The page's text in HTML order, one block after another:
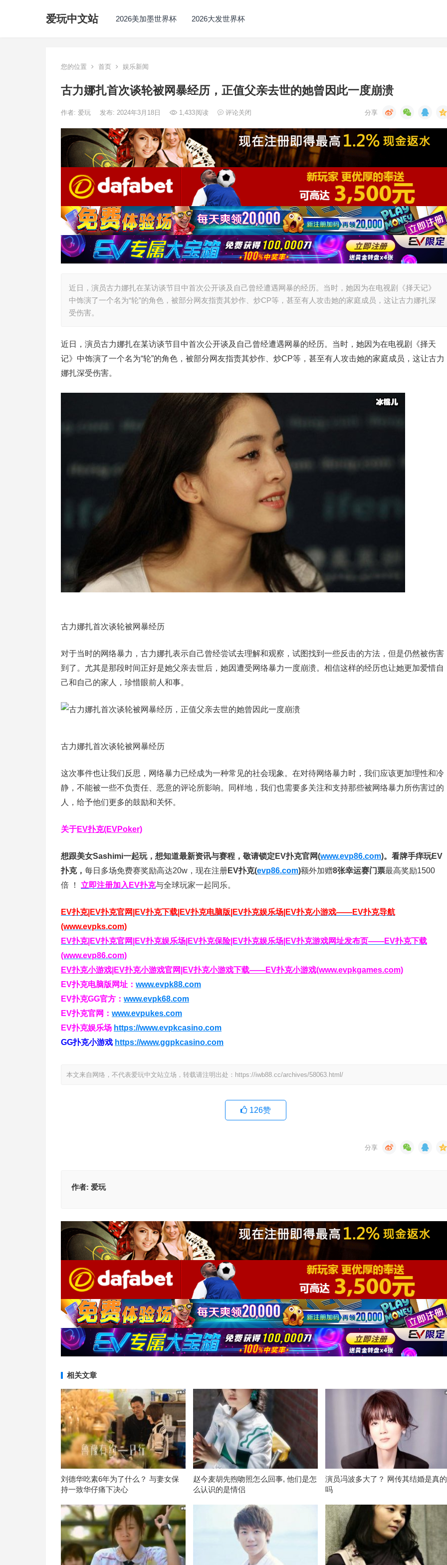
爱玩中文站 2026美加墨世界杯 2026大发世界杯
您的位置 首页 娱乐新闻
古力娜扎首次谈轮被网暴经历，正值父亲去世的她曾因此一度崩溃
作者: 爱玩 发布: 2024年3月18日 1,433阅读 评论关闭
近日，演员古力娜扎在某访谈节目中首次公开谈及自己曾经遭遇网暴的经历。当时，她因为在电视剧《择天记》
中饰演了一个名为“轮”的角色，被部分网友指责其炒作、炒CP等，甚至有人攻击她的家庭成员，这让古力娜扎深
受伤害。
近日，演员古力娜扎在某访谈节目中首次公开谈及自己曾经遭遇网暴的经历。当时，她因为在电视剧《择天
记》中饰演了一个名为“轮”的角色，被部分网友指责其炒作、炒CP等，甚至有人攻击她的家庭成员，这让古力
娜扎深受伤害。
古力娜扎首次谈轮被网暴经历
对于当时的网络暴力，古力娜扎表示自己曾经尝试去理解和观察，试图找到一些反击的方法，但是仍然被伤害
到了。尤其是那段时间正好是她父亲去世后，她因遭受网络暴力一度崩溃。相信这样的经历也让她更加爱惜自
己和自己的家人，珍惜眼前人和事。
古力娜扎首次谈轮被网暴经历
这次事件也让我们反思，网络暴力已经成为一种常见的社会现象。在对待网络暴力时，我们应该更加理性和冷
静，不能被一些不负责任、恶意的评论所影响。同样地，我们也需要多关注和支持那些被网络暴力所伤害过的
人，给予他们更多的鼓励和关怀。
关于EV扑克(EVPoker)
想跟美女Sashimi一起玩， 想知道最新资讯与赛程， 敬请锁定EV扑克官网(www.evp86.com)。 看牌手痒玩EV
扑克， 每日多场免费赛奖励高达20w，现在注册EV扑克(evp86.com)额外加赠8张幸运赛门票最高奖励1500
倍
！ 立即注册加入EV扑克与全球玩家一起同乐。
EV扑克|EV扑克官网|EV扑克下载|EV扑克电脑版|EV扑克娱乐场|EV扑克小游戏——EV扑克导航
(www.evpks.com)
EV扑克|EV扑克官网|EV扑克娱乐场|EV扑克保险|EV扑克娱乐场|EV扑克游戏网址发布页——EV扑克下载
(www.evp86.com)
EV扑克小游戏|EV扑克小游戏官网|EV扑克小游戏下载——EV扑克小游戏(www.evpkgames.com)
EV扑克电脑版网址： www.evpk88.com
EV扑克GG官方： www.evpk68.com
EV扑克官网： www.evpukes.com
EV扑克娱乐场 https://www.evpkcasino.com
GG扑克小游戏 https://www.ggpkcasino.com
本文来自网络，不代表爱玩中文站立场，转载请注明出处：https://iwb88.cc/archives/58063.html/
126赞
作者: 爱玩
相关文章
刘德华吃素6年为了什么？ 与妻女保
持一致华仔痛下决心
赵今麦胡先煦吻照怎么回事, 他们是怎
么认识的是情侣
演员冯波多大了？ 网传其结婚是真的
吗